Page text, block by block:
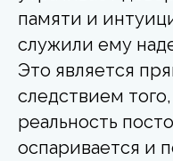
памяти и
служили ему
Это является
следствием
реальность
оспаривается и